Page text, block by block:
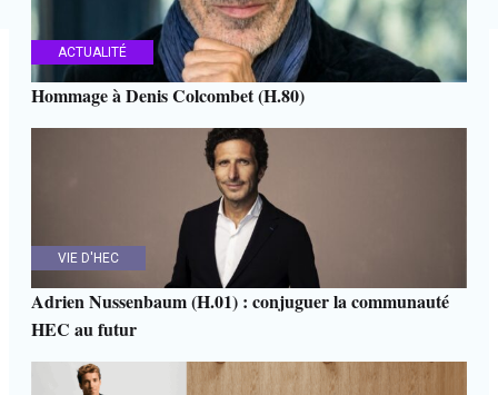
ACTUALITÉ
Hommage à Denis Colcombet (H.80)
VIE D'HEC
Adrien Nussenbaum (H.01) : conjuguer la communauté
HEC au futur